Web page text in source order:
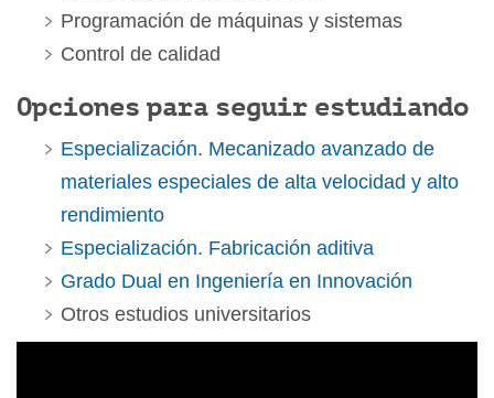
Programación de máquinas y sistemas
Control de calidad
Opciones para seguir estudiando
Especialización. Mecanizado avanzado de
materiales especiales de alta velocidad y alto
rendimiento
Especialización. Fabricación aditiva
Grado Dual en Ingeniería en Innovación
Otros estudios universitarios